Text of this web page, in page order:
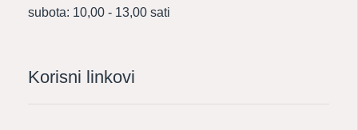
subota: 10,00 - 13,00 sati
Korisni linkovi